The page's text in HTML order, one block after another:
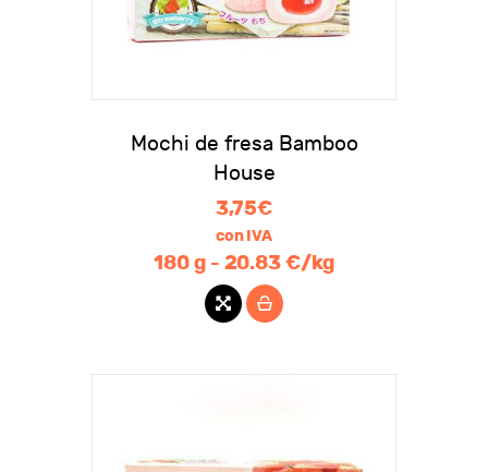
Mochi de fresa Bamboo
House
3,75€
con IVA
180 g - 20.83 €/kg